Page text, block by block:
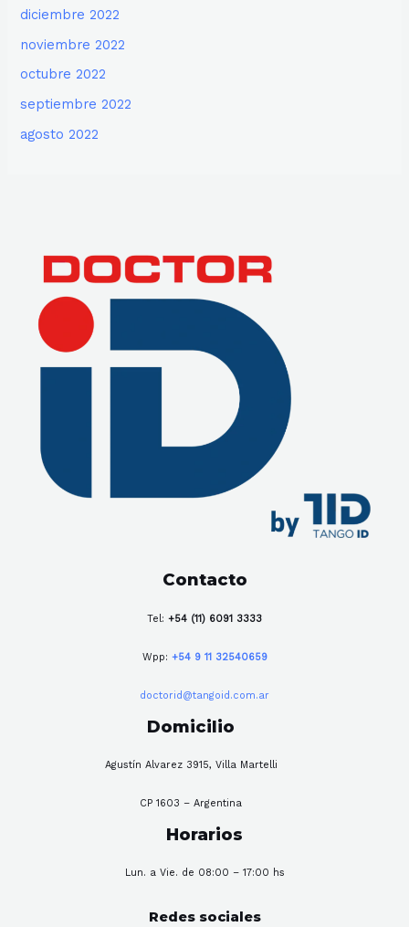
diciembre 2022
noviembre 2022
octubre 2022
septiembre 2022
agosto 2022
Contacto
Tel: +54 (11) 6091 3333
Wpp: +54 9 11 32540659
doctorid@tangoid.com.ar
Domicilio
Agustín Alvarez 3915, Villa Martelli
CP 1603 – Argentina
Horarios
Lun. a Vie. de 08:00 – 17:00 hs
Redes sociales